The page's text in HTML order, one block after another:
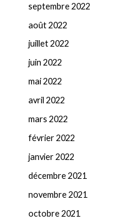
septembre 2022
août 2022
juillet 2022
juin 2022
mai 2022
avril 2022
mars 2022
février 2022
janvier 2022
décembre 2021
novembre 2021
octobre 2021